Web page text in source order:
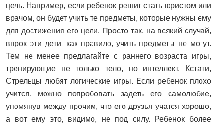
цель. Например, если ребенок решит стать юристом или
врачом, он будет учить те предметы, которые нужны ему
для достижения его цели. Просто так, на всякий случай,
впрок эти дети, как правило, учить предметы не могут.
Тем не менее предлагайте с раннего возраста игры,
тренирующие не только тело, но интеллект. Кстати,
Стрельцы любят логические игры. Если ребенок плохо
учится, можно попробовать задеть его самолюбие,
упомянув между прочим, что его друзья учатся хорошо,
а вот ему это, видимо, не под силу. Ребенок более